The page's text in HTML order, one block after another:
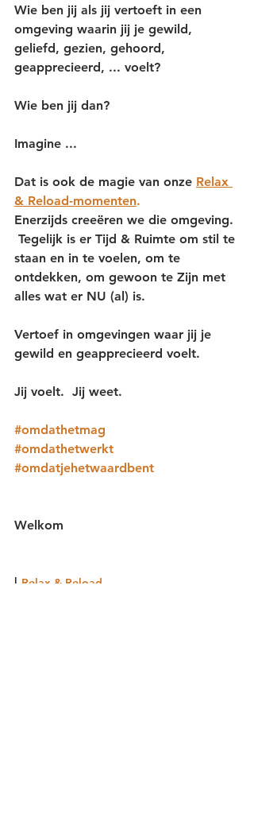
Wie ben jij als jij vertoeft in een
omgeving waarin jij je gewild,
geliefd, gezien, gehoord,
geapprecieerd, ... voelt?
Wie ben jij dan?
Imagine ...
Dat is ook de magie van onze Relax
& Reload-momenten.
Enerzijds creeëren we die omgeving.
Tegelijk is er Tijd & Ruimte om stil te
staan en in te voelen, om te
ontdekken, om gewoon te Zijn met
alles wat er NU (al) is.
Vertoef in omgevingen waar jij je
gewild en geapprecieerd voelt.
Jij voelt.  Jij weet.
#omdathetmag
#omdathetwerkt
#omdatjehetwaardbent
Welkom
| Relax & Reload